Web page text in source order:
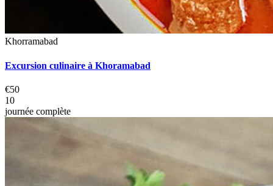
Khorramabad
Excursion culinaire à Khoramabad
€50
10
journée complète